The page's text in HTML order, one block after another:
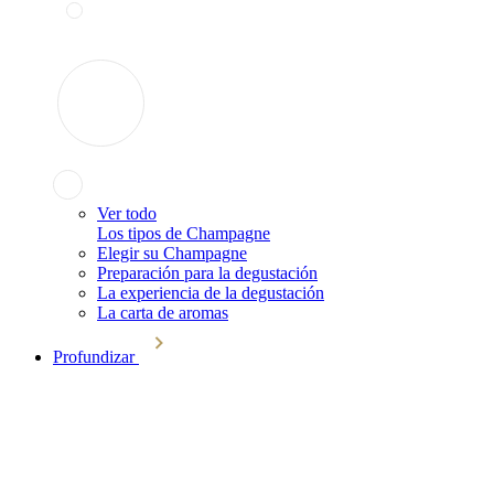
Ver todo
Los tipos de Champagne
Elegir su Champagne
Preparación para la degustación
La experiencia de la degustación
La carta de aromas
Profundizar